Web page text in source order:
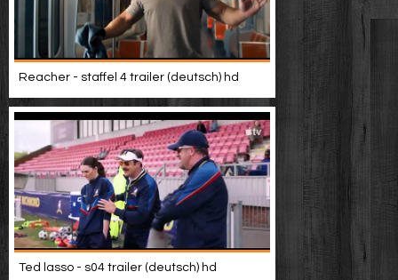
kategorien
Menu
mit facebook anmelden
Informationen
Video suchen
Reacher - staffel 4 trailer (deutsch) hd
Ted lasso - s04 trailer (deutsch) hd